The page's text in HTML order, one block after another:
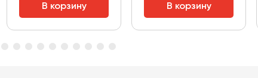
В корзину В корзину